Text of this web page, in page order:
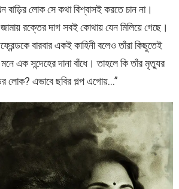
লোক সে কথা বিশ্বাসই করতে চান না।
রক্তের দাগ সবই কোথায় যেন মিলিয়ে গেছে।
বারবার একই কাহিনী বলেও তাঁরা কিছুতেই
এক সন্দেহের দানা বাঁধে। তাহলে কি তাঁর মৃত্যুর
লোক? এভাবে ছবির গল্প এগোয়…”